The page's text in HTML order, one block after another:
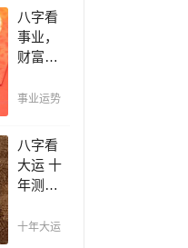
吉避
凶，不
走弯
路，点
查看！
八字看
事业，
财富伴
哪日出
最有财
官之
命，十
之八九
或富
事业运势
八字看
大运 十
年测吉
年一运
十年大运